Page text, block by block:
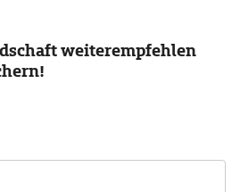
weiterempfehlen